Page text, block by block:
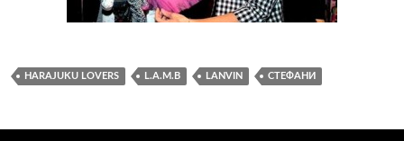
HARAJUKU LOVERS L.A.M.B LANVIN СТЕФАНИ